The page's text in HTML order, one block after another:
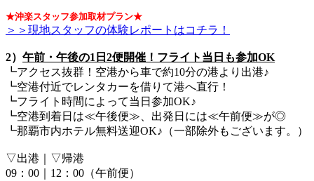
★沖楽スタッフ参加取材プラン★
＞＞現地スタッフの体験レポートはコチラ！
2） 午前・午後の1日2便開催！フライト当日も参加OK
┗アクセス抜群！空港から車で約10分の港より出港♪
┗空港付近でレンタカーを借りて港へ直行！
┗フライト時間によって当日参加OK♪
┗空港到着日は≪午後便≫、出発日には≪午前便≫が◎
┗那覇市内ホテル無料送迎OK♪（一部除外もございます。）
▽出港｜▽帰港
09：00｜12：00（午前便）